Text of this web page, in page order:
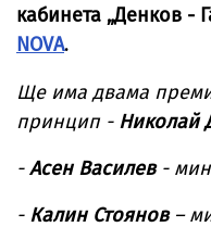
кабинета „Денков -
NOVA.
Ще има двама
принцип - Николай
-Асен Василев-
-Калин Стоянов–